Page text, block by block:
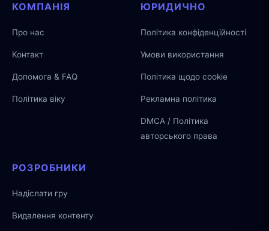
КОМПАНІЯ
Про нас
Контакт
Допомога & FAQ
Політика віку
ЮРИДИЧНО
Політика конфіденційності
Умови використання
Політика щодо cookie
Рекламна політика
DMCA / Політика
авторського права
РОЗРОБНИКИ
Надіслати гру
Видалення контенту